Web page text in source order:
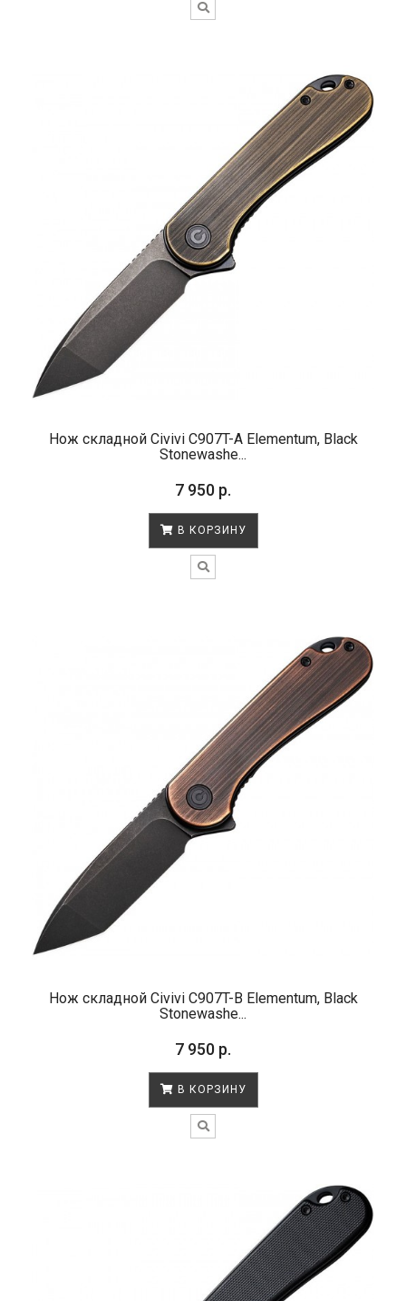
Нож складной Civivi C907T-A Elementum, Black
Stonewashe...
7 950 р.
В КОРЗИНУ
Нож складной Civivi C907T-B Elementum, Black
Stonewashe...
7 950 р.
В КОРЗИНУ